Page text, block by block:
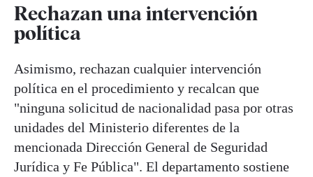
Rechazan una intervención
política
Asimismo, rechazan cualquier intervención
política en el procedimiento y recalcan que
"ninguna solicitud de nacionalidad pasa por otras
unidades del Ministerio diferentes de la
mencionada Dirección General de Seguridad
Jurídica y Fe Pública". El departamento sostiene